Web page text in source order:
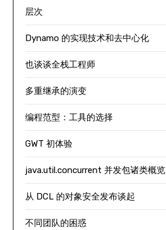
层次
Dynamo 的实现技术和去中心化
也谈谈全栈工程师
多重继承的演变
编程范型：工具的选择
GWT 初体验
java.util.concurrent 并发包诸类概览
从 DCL 的对象安全发布谈起
不同团队的困惑